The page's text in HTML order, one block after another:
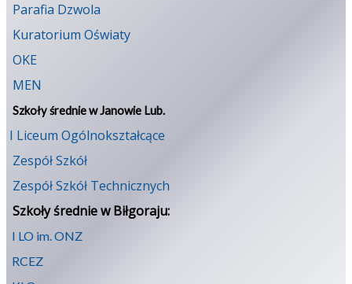
Parafia Dzwola
Kuratorium Oświaty
OKE
MEN
Szkoły średnie w Janowie Lub.
I Liceum Ogólnokształcące
Zespół Szkół
Zespół Szkół Technicznych
Szkoły średnie w Biłgoraju:
I LO im. ONZ
RCEZ